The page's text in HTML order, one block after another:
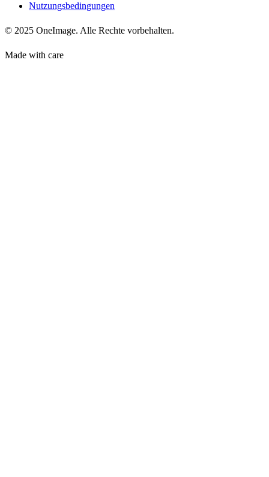
Nutzungsbedingungen
© 2025 OneImage. Alle Rechte vorbehalten.
Made with care